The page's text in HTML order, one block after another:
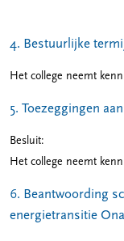
4. Bestuurlijke
Het college neemt
5. Toezeggingen
Besluit:
Het college neemt
6. Beantwoording
energietransitie